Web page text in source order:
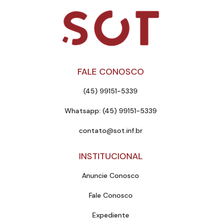
FALE CONOSCO
(45) 99151-5339
Whatsapp: (45) 99151-5339
contato@sot.inf.br
INSTITUCIONAL
Anuncie Conosco
Fale Conosco
Expediente